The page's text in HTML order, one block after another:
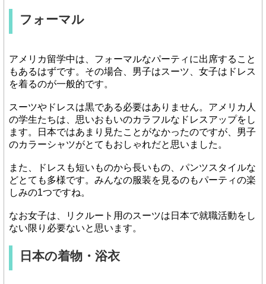
フォーマル
アメリカ留学中は、フォーマルなパーティに出席すること
もあるはずです。その場合、男子はスーツ、女子はドレス
を着るのが一般的です。
スーツやドレスは黒である必要はありません。アメリカ人
の学生たちは、思いおもいのカラフルなドレスアップをし
ます。日本ではあまり見たことがなかったのですが、男子
のカラーシャツがとてもおしゃれだと思いました。
また、ドレスも短いものから長いもの、パンツスタイルな
どとても多様です。みんなの服装を見るのもパーティの楽
しみの1つですね。
なお女子は、リクルート用のスーツは日本で就職活動をし
ない限り必要ないと思います。
日本の着物・浴衣